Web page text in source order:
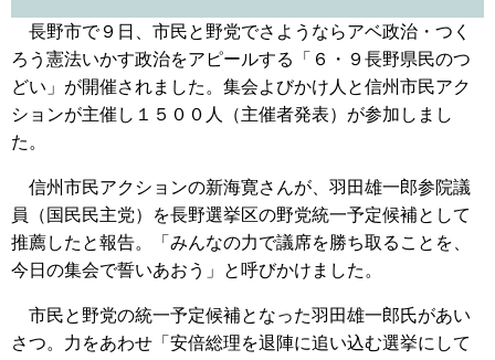
長野市で９日、市民と野党でさようならアベ政治・つく
ろう憲法いかす政治をアピールする「６・９長野県民のつ
どい」が開催されました。集会よびかけ人と信州市民アク
ションが主催し１５００人（主催者発表）が参加しまし
た。
信州市民アクションの新海寛さんが、羽田雄一郎参院議
員（国民民主党）を長野選挙区の野党統一予定候補として
推薦したと報告。「みんなの力で議席を勝ち取ることを、
今日の集会で誓いあおう」と呼びかけました。
市民と野党の統一予定候補となった羽田雄一郎氏があい
さつ。力をあわせ「安倍総理を退陣に追い込む選挙にして